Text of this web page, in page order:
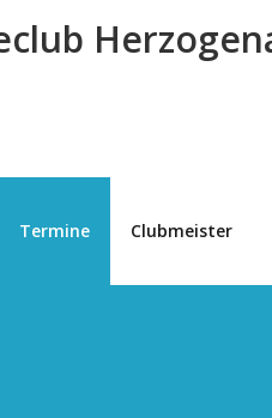
Termine Clubmeister